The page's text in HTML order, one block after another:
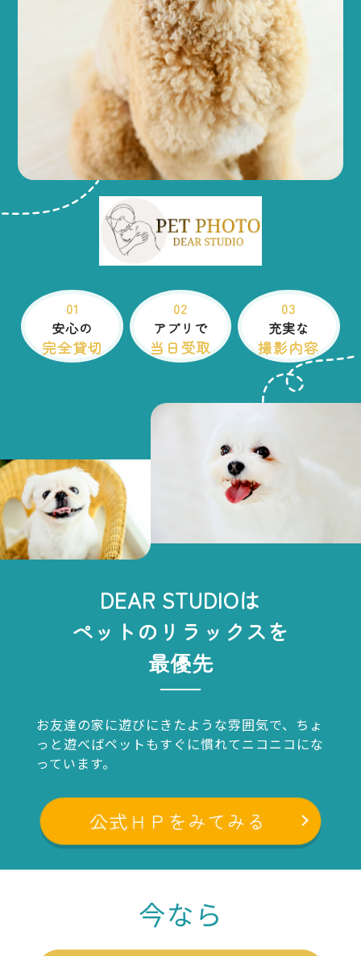
01
安心の
完全貸切
02
アプリで
当日受取
03
充実な
撮影内容
DEAR STUDIOは
ペットのリラックスを
最優先
お友達の家に遊びにきたような雰囲気で、ちょ
っと遊べばペットもすぐに慣れてニコニコにな
っています。
公式ＨＰをみてみる
今なら